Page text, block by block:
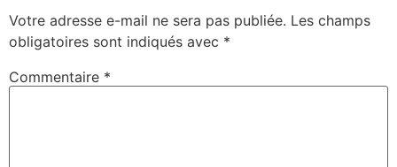
Votre adresse e-mail ne sera pas publiée. Les champs
obligatoires sont indiqués avec *
Commentaire *